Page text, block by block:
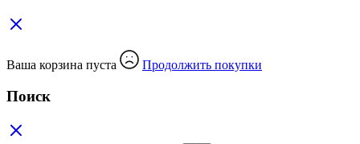
Ваша корзина пуста Продолжить покупки
Поиск